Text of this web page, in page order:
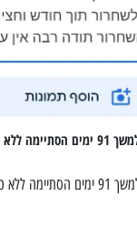
עריקות בזמן מלחמה למשך 91 ימים
עריקות בזמן מלחמה למשך 91 ימים